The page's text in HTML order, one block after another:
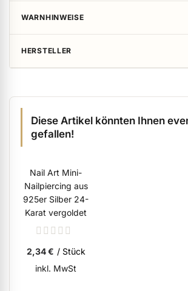
WARNHINWEISE
HERSTELLER
Diese Artikel könnten Ihnen
gefallen!
Nail Art Mini-
Nailpiercing aus
925er Silber 24-
Karat vergoldet
Rating:
2,34 € / Stück
inkl. MwSt